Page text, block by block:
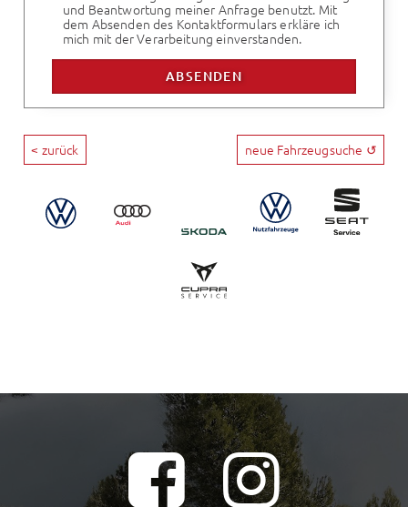
und Beantwortung meiner Anfrage benutzt. Mit
dem Absenden des Kontaktformulars erkläre ich
mich mit der Verarbeitung einverstanden.
< zurück neue Fahrzeugsuche ↺